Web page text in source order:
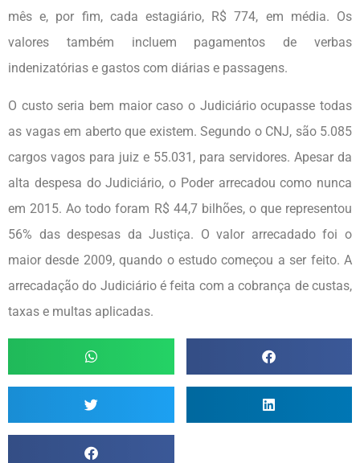
mês e, por fim, cada estagiário, R$ 774, em média. Os
valores também incluem pagamentos de verbas
indenizatórias e gastos com diárias e passagens.
O custo seria bem maior caso o Judiciário ocupasse todas
as vagas em aberto que existem. Segundo o CNJ, são 5.085
cargos vagos para juiz e 55.031, para servidores. Apesar da
alta despesa do Judiciário, o Poder arrecadou como nunca
em 2015. Ao todo foram R$ 44,7 bilhões, o que representou
56% das despesas da Justiça. O valor arrecadado foi o
maior desde 2009, quando o estudo começou a ser feito. A
arrecadação do Judiciário é feita com a cobrança de custas,
taxas e multas aplicadas.